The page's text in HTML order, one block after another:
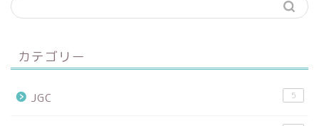
カテゴリー
JGC 5